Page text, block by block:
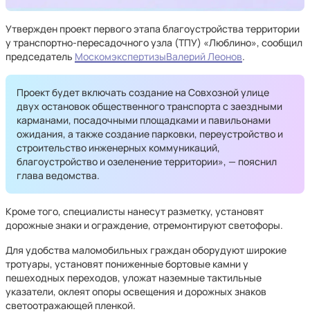
Утвержден проект первого этапа благоустройства территории
у транспортно-пересадочного узла (ТПУ) «Люблино», сообщил
председатель МоскомэкспертизыВалерий Леонов.
Проект будет включать создание на Совхозной улице
двух остановок общественного транспорта с заездными
карманами, посадочными площадками и павильонами
ожидания, а также создание парковки, переустройство и
строительство инженерных коммуникаций,
благоустройство и озеленение территории», — пояснил
глава ведомства.
Кроме того, специалисты нанесут разметку, установят
дорожные знаки и ограждение, отремонтируют светофоры.
Для удобства маломобильных граждан оборудуют широкие
тротуары, установят пониженные бортовые камни у
пешеходных переходов, уложат наземные тактильные
указатели, оклеят опоры освещения и дорожных знаков
светоотражающей пленкой.